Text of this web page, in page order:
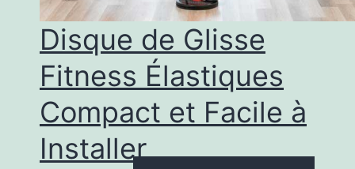
Disque de Glisse
Fitness Élastiques
Compact et Facile à
Installer